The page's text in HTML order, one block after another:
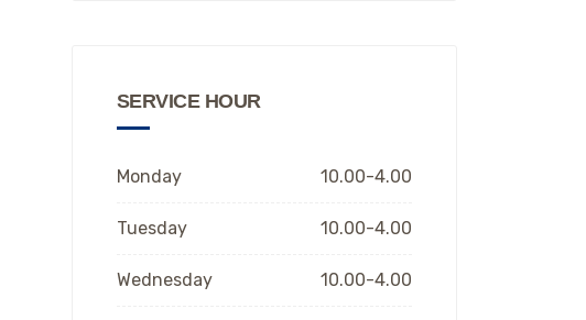
SERVICE HOUR
Monday 10.00-4.00
Tuesday 10.00-4.00
Wednesday 10.00-4.00